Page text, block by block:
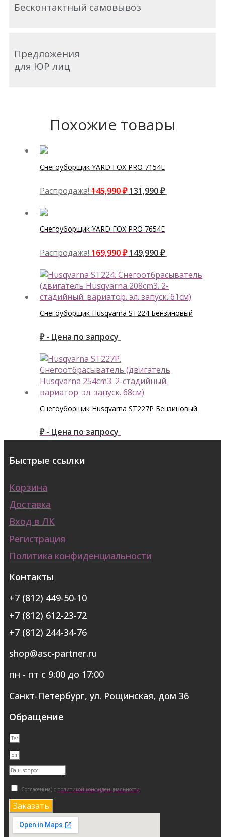
Бесконтактный самовывоз
Предложения
для ЮР лиц
Похожие товары
Снегоуборщик YARD FOX PRO 7154E
Распродажа! 145,990₽ 131,990₽
Снегоуборщик YARD FOX PRO 7654E
Распродажа! 169,990₽ 149,990₽
Снегоуборщик Husqvarna ST224 Бензиновый
₽ - Цена по запросу
Снегоуборщик Husqvarna ST227P Бензиновый
₽ - Цена по запросу
Быстрые ссылки
Корзина
Доставка
Вход в ЛК
Регистрация
Политика конфиденциальности
Контакты
+7 (812) 449-50-10
+7 (812) 612-23-72
+7 (812) 244-34-76
shop@asc-partner.ru
пн - пт с 9:00 до 17:00
Санкт-Петербург, ул. Рощинская, дом 36
Обращение
Согласен(на) с политикой конфиденциальности
Заказать